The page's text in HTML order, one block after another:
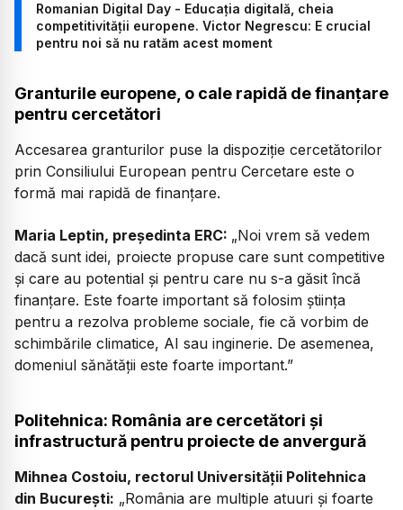
Romanian Digital Day - Educația digitală, cheia
competitivității europene. Victor Negrescu: E crucial
pentru noi să nu ratăm acest moment
Granturile europene, o cale rapidă de finanțare
pentru cercetători
Accesarea granturilor puse la dispoziție cercetătorilor
prin Consiliului European pentru Cercetare este o
formă mai rapidă de finanțare.
Maria Leptin, președinta ERC: „Noi vrem să vedem
dacă sunt idei, proiecte propuse care sunt competitive
și care au potential și pentru care nu s-a găsit încă
finanțare. Este foarte important să folosim știința
pentru a rezolva probleme sociale, fie că vorbim de
schimbările climatice, AI sau inginerie. De asemenea,
domeniul sănătății este foarte important.”
Politehnica: România are cercetători și
infrastructură pentru proiecte de anvergură
Mihnea Costoiu, rectorul Universității Politehnica
din București: „România are multiple atuuri și foarte